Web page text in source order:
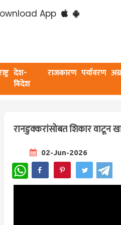
App
देश-
विदेश
राजकारण पर्यावरण
रानडुक्करांसोबत शिकार वाटून
02-Jun-2026
WhatsApp